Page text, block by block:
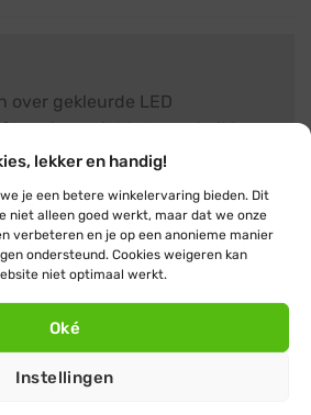
lekker en handig!
je een betere winkelervaring bieden. Dit
niet alleen goed werkt, maar dat we onze
verbeteren en je op een anonieme manier
ondersteund. Cookies weigeren kan
niet optimaal werkt.
Oké
Instellingen
over gekleurde LED
kom je er niet helemaal uit?
contactmet ons op, we helpen je
klik verder naar het overzicht
producten.